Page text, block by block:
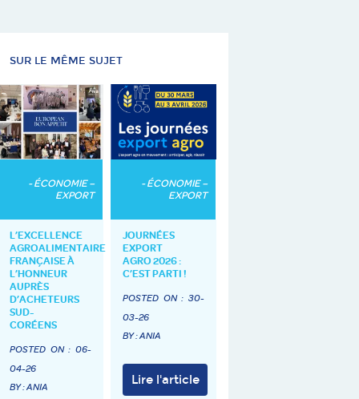
SUR LE MÊME SUJET
- ÉCONOMIE –
EXPORT
L’EXCELLENCE
AGROALIMENTAIRE
FRANÇAISE À
L’HONNEUR
AUPRÈS
D’ACHETEURS
SUD-
CORÉENS
POSTED ON : 06-
04-26
BY : ANIA
- ÉCONOMIE –
EXPORT
JOURNÉES
EXPORT
AGRO 2026 :
C’EST PARTI !
POSTED ON : 30-
03-26
BY : ANIA
Lire l'article